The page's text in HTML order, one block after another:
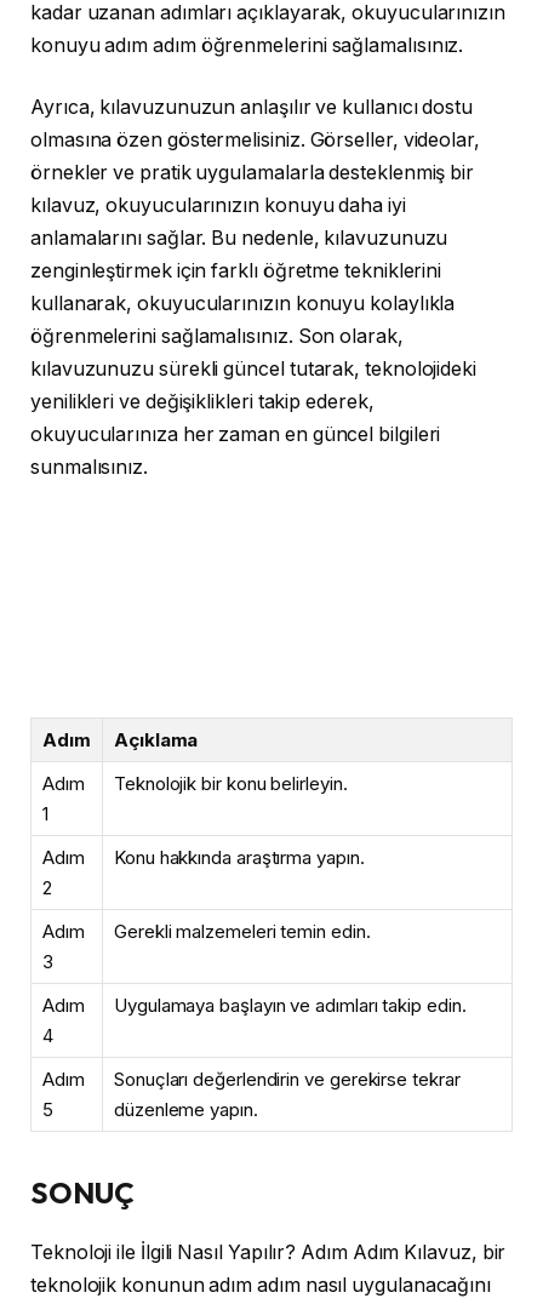
kadar uzanan adımları açıklayarak, okuyucularınızın
konuyu adım adım öğrenmelerini sağlamalısınız.
Ayrıca, kılavuzunuzun anlaşılır ve kullanıcı dostu
olmasına özen göstermelisiniz. Görseller, videolar,
örnekler ve pratik uygulamalarla desteklenmiş bir
kılavuz, okuyucularınızın konuyu daha iyi
anlamalarını sağlar. Bu nedenle, kılavuzunuzu
zenginleştirmek için farklı öğretme tekniklerini
kullanarak, okuyucularınızın konuyu kolaylıkla
öğrenmelerini sağlamalısınız. Son olarak,
kılavuzunuzu sürekli güncel tutarak, teknolojideki
yenilikleri ve değişiklikleri takip ederek,
okuyucularınıza her zaman en güncel bilgileri
sunmalısınız.
Adım
Açıklama
Adım
1
Teknolojik bir konu belirleyin.
Adım
2
Konu hakkında araştırma yapın.
Adım
3
Gerekli malzemeleri temin edin.
Adım
4
Uygulamaya başlayın ve adımları takip edin.
Adım
5
Sonuçları değerlendirin ve gerekirse tekrar
düzenleme yapın.
SONUÇ
Teknoloji ile İlgili Nasıl Yapılır? Adım Adım Kılavuz, bir
teknolojik konunun adım adım nasıl uygulanacağını